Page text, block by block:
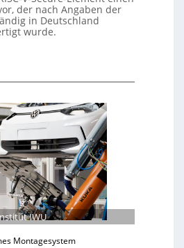
der nach Angaben der
in Deutschland
wurde.
IWU
Montagesystem